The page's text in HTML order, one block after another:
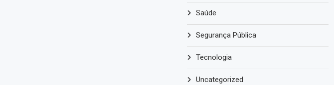
Saúde
Segurança Pública
Tecnologia
Uncategorized